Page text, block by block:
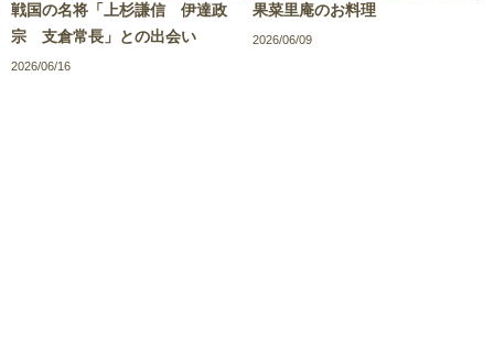
戦国の名将「上杉謙信 伊達政
宗 支倉常長」との出会い
2026/06/16
果菜里庵のお料理
2026/06/09